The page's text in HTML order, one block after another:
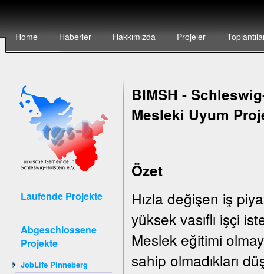
Home Haberler Hakkımızda Projeler
Laufende Projekte
Abgeschlossene
Projekte
JobLife Pinneberg
BIMSH -
Mesleki Uyum
Özet
Hızla değişen iş
yüksek vasıflı işçi
Meslek eğitimi
sahip olmadıkları